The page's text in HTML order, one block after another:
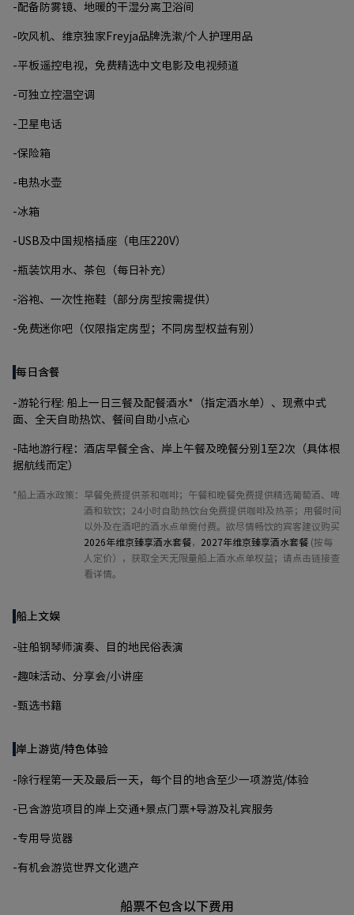
-配备防雾镜、地暖的干湿分离卫浴间
-吹风机、维京独家Freyja品牌洗漱/个人护理用品
-平板遥控电视，免费精选中文电影及电视频道
-可独立控温空调
-卫星电话
-保险箱
-电热水壶
-冰箱
-USB及中国规格插座（电压220V）
-瓶装饮用水、茶包（每日补充）
-浴袍、一次性拖鞋（部分房型按需提供）
-免费迷你吧（仅限指定房型；不同房型权益有别）
每日含餐
-游轮行程: 船上一日三餐及配餐酒水*（指定酒水单）、现煮中式
面、全天自助热饮、餐间自助小点心
-陆地游行程：酒店早餐全含、岸上午餐及晚餐分别1至2次（具体根
据航线而定）
*船上酒水政策： 早餐免费提供茶和咖啡；午餐和晚餐免费提供精选葡萄酒、啤
酒和软饮；24小时自助热饮台免费提供咖啡及热茶；用餐时间
以外及在酒吧的酒水点单需付费。欲尽情畅饮的宾客建议购买
2026年维京臻享酒水套餐， 2027年维京臻享酒水套餐 (按每
人定价），获取全天无限量船上酒水点单权益；请点击链接查
看详情。
船上文娱
-驻船钢琴师演奏、目的地民俗表演
-趣味活动、分享会/小讲座
-甄选书籍
岸上游览/特色体验
-除行程第一天及最后一天，每个目的地含至少一项游览/体验
-已含游览项目的岸上交通+景点门票+导游及礼宾服务
-专用导览器
-有机会游览世界文化遗产
船票不包含以下费用